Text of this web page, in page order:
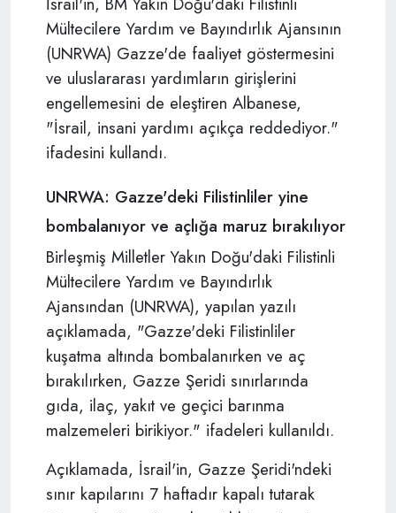
Mültecilere Yardım ve Bayındırlık Ajansının
(UNRWA) Gazze'de faaliyet göstermesini
ve uluslararası yardımların girişlerini
engellemesini de eleştiren Albanese,
"İsrail, insani yardımı açıkça reddediyor."
ifadesini kullandı.
UNRWA: Gazze'deki Filistinliler yine
bombalanıyor ve açlığa maruz bırakılıyor
Birleşmiş Milletler Yakın Doğu'daki Filistinli
Mültecilere Yardım ve Bayındırlık
Ajansından (UNRWA), yapılan yazılı
açıklamada, "Gazze'deki Filistinliler
kuşatma altında bombalanırken ve aç
bırakılırken, Gazze Şeridi sınırlarında
gıda, ilaç, yakıt ve geçici barınma
malzemeleri birikiyor." ifadeleri kullanıldı.
Açıklamada, İsrail'in, Gazze Şeridi'ndeki
sınır kapılarını 7 haftadır kapalı tutarak